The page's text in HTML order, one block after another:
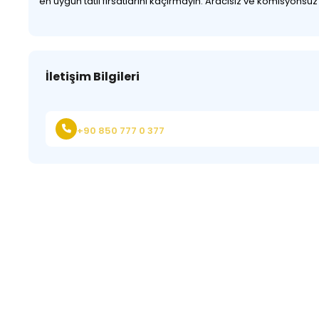
İletişim Bilgileri
+90 850 777 0 377